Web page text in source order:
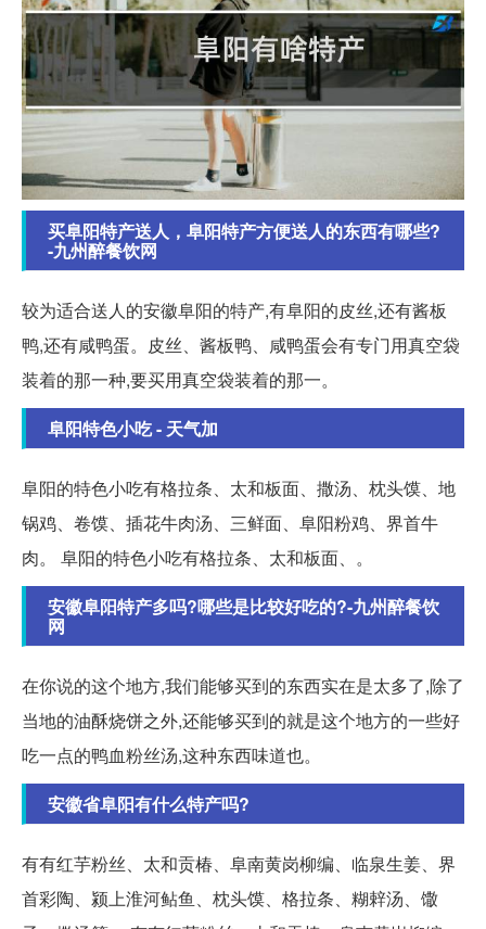
买阜阳特产送人，阜阳特产方便送人的东西有哪些?
-九州醉餐饮网
较为适合送人的安徽阜阳的特产,有阜阳的皮丝,还有酱板
鸭,还有咸鸭蛋。皮丝、酱板鸭、咸鸭蛋会有专门用真空袋
装着的那一种,要买用真空袋装着的那一。
阜阳特色小吃 - 天气加
阜阳的特色小吃有格拉条、太和板面、撒汤、枕头馍、地
锅鸡、卷馍、插花牛肉汤、三鲜面、阜阳粉鸡、界首牛
肉。 阜阳的特色小吃有格拉条、太和板面、。
安徽阜阳特产多吗?哪些是比较好吃的?-九州醉餐饮
网
在你说的这个地方,我们能够买到的东西实在是太多了,除了
当地的油酥烧饼之外,还能够买到的就是这个地方的一些好
吃一点的鸭血粉丝汤,这种东西味道也。
安徽省阜阳有什么特产吗?
有有红芋粉丝、太和贡椿、阜南黄岗柳编、临泉生姜、界
首彩陶、颍上淮河鲇鱼、枕头馍、格拉条、糊辢汤、馓